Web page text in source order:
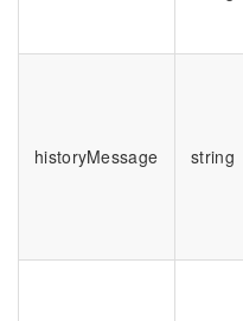
historyMessage string